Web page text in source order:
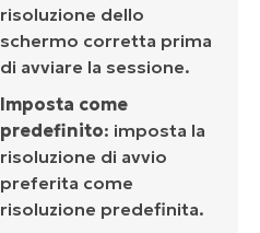
risoluzione dello
schermo corretta prima
di avviare la sessione.
Imposta come
predefinito: imposta la
risoluzione di avvio
preferita come
risoluzione predefinita.